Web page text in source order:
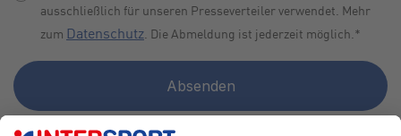
ausschließlich für unseren Presseverteiler verwendet. Mehr
zum Datenschutz. Die Abmeldung ist jederzeit möglich.*